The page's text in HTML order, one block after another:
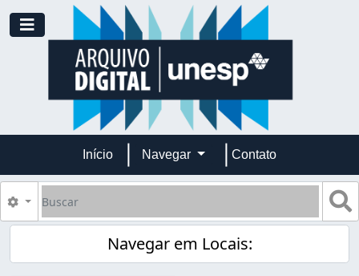
Skip to main content
Toggle navigation
Início Navegar Contato
Buscar
Opções de busca
Navegar em Locais: